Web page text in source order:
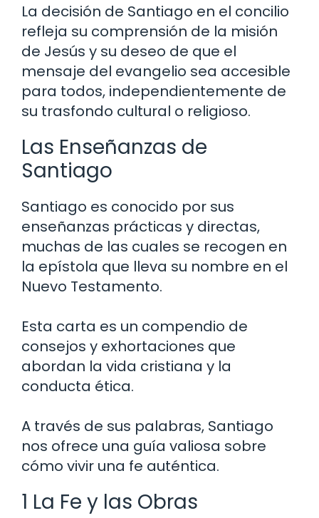
La decisión de Santiago en el concilio
refleja su comprensión de la misión
de Jesús y su deseo de que el
mensaje del evangelio sea accesible
para todos, independientemente de
su trasfondo cultural o religioso.
Las Enseñanzas de
Santiago
Santiago es conocido por sus
enseñanzas prácticas y directas,
muchas de las cuales se recogen en
la epístola que lleva su nombre en el
Nuevo Testamento.
Esta carta es un compendio de
consejos y exhortaciones que
abordan la vida cristiana y la
conducta ética.
A través de sus palabras, Santiago
nos ofrece una guía valiosa sobre
cómo vivir una fe auténtica.
1 La Fe y las Obras